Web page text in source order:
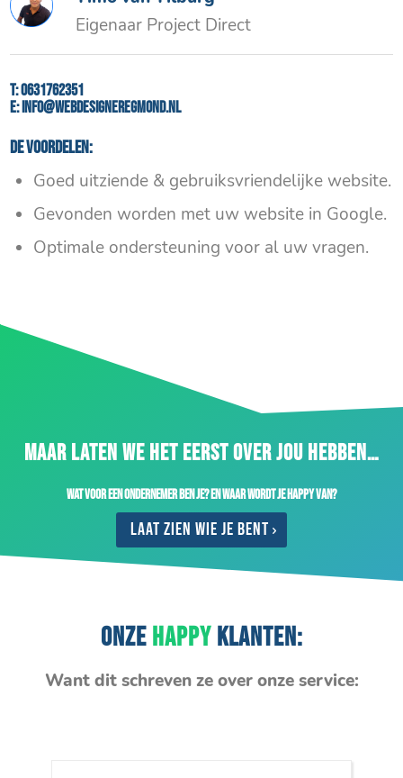
Eigenaar Project Direct
T:0631762351
E:info@webdesigneregmond.nl
De voordelen:
Goed uitziende & gebruiksvriendelijke website.
Gevonden worden met uw website in Google.
Optimale ondersteuning voor al uw vragen.
MAAR LATEN WE HET EERST OVER JOU HEBBEN…
Wat voor een ondernemer ben je? En waar wordt je happy van?
Laat zien wie je bent
ONZEHAPPYKLANTEN:
Want dit schreven ze over onze service: